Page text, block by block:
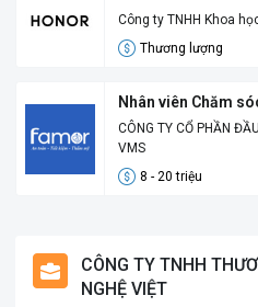
Công ty TNHH Khoa
Thương lượng
Nhân viên Chăm
Lương 8 - 20 triệu
CÔNG TY CỔ PHẦN
VMS
8 - 20 triệu
CÔNG TY TNHH
NGHỆ VIỆT